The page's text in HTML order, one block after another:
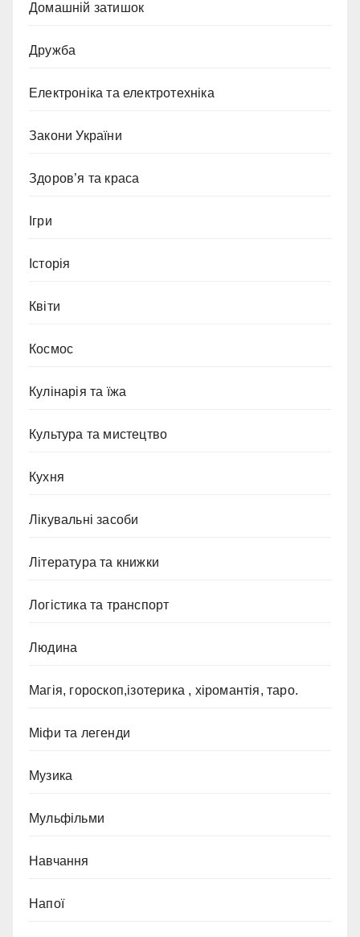
Домашній затишок
Дружба
Електроніка та електротехніка
Закони України
Здоров’я та краса
Ігри
Історія
Квіти
Космос
Кулінарія та їжа
Культура та мистецтво
Кухня
Лікувальні засоби
Література та книжки
Логістика та транспорт
Людина
Магія, гороскоп,ізотерика , хіромантія, таро.
Міфи та легенди
Музика
Мульфільми
Навчання
Напої